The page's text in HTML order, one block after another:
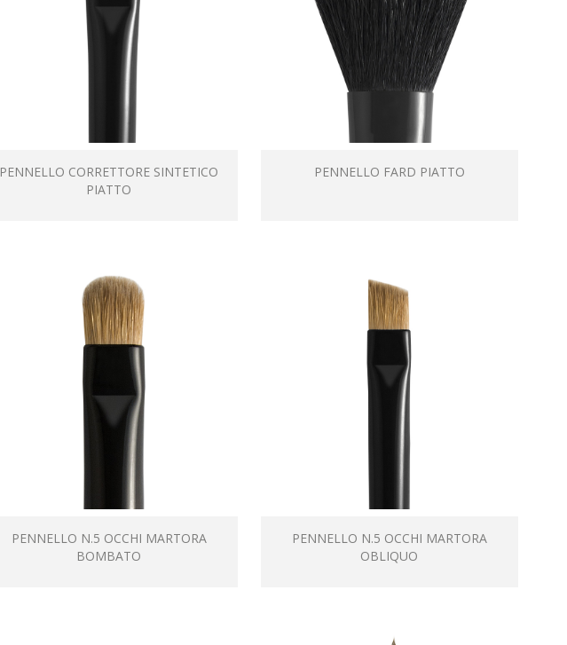
PENNELLO CORRETTORE SINTETICO
PIATTO
PENNELLO FARD PIATTO
PENNELLO N.5 OCCHI MARTORA
BOMBATO
PENNELLO N.5 OCCHI MARTORA
OBLIQUO